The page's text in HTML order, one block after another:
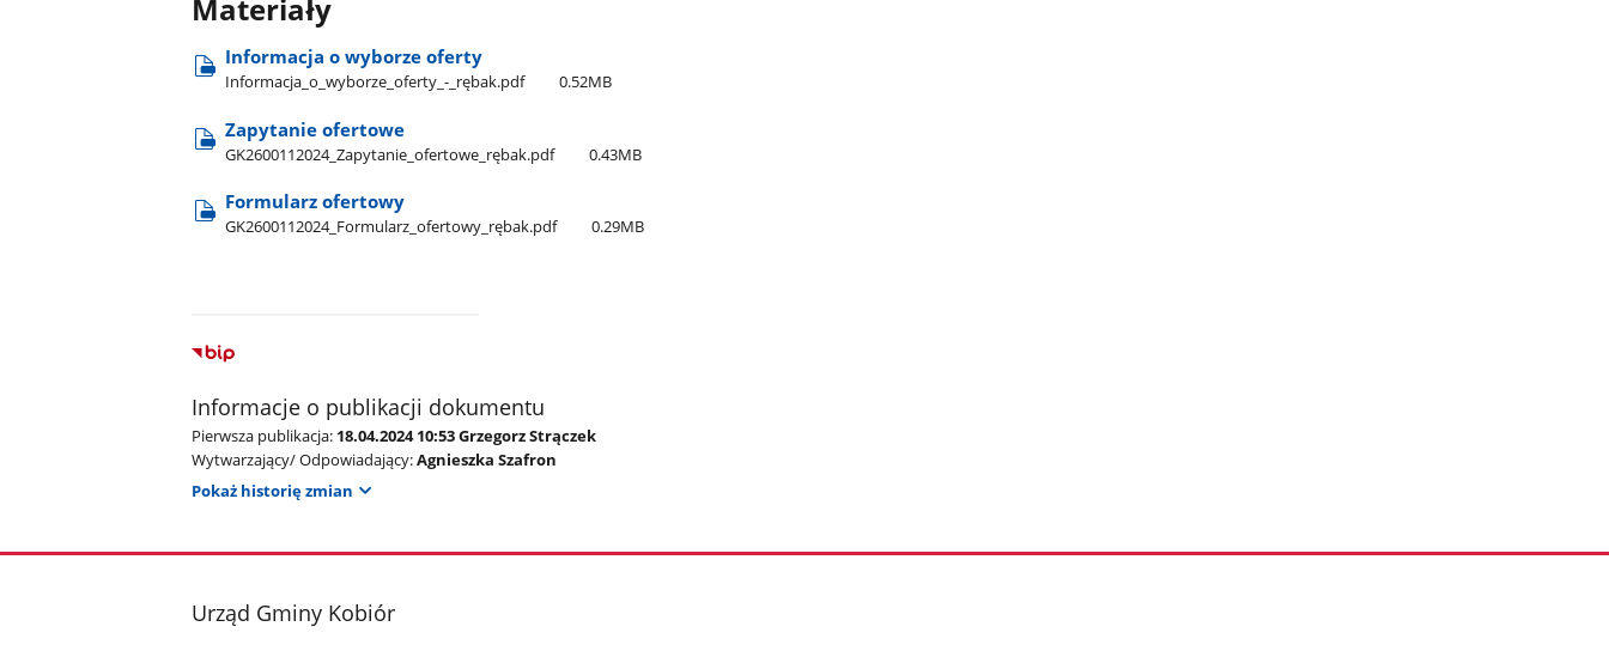
Materiały
Informacja o wyborze oferty
Informacja​_o​_wyborze​_oferty​_-​_rębak.pdf 0.52MB
Zapytanie ofertowe
GK2600112024​_Zapytanie​_ofertowe​_rębak.pdf 0.43MB
Formularz ofertowy
GK2600112024​_Formularz​_ofertowy​_rębak.pdf 0.29MB
Informacje o publikacji dokumentu
Pierwsza publikacja: 18.04.2024 10:53 Grzegorz Strączek
Wytwarzający/ Odpowiadający:Agnieszka Szafron
Pokaż historię zmian
stopka
Urząd Gminy Kobiór